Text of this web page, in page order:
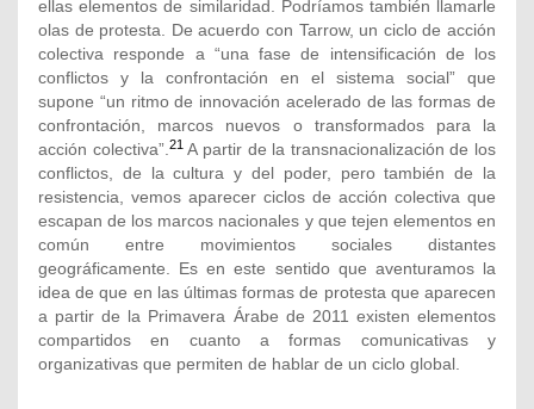
ellas elementos de similaridad. Podríamos también llamarle
olas de protesta. De acuerdo con Tarrow, un ciclo de acción
colectiva responde a “una fase de intensificación de los
conflictos y la confrontación en el sistema social” que
supone “un ritmo de innovación acelerado de las formas de
confrontación, marcos nuevos o transformados para la
acción colectiva”.21A partir de la transnacionalización de los
conflictos, de la cultura y del poder, pero también de la
resistencia, vemos aparecer ciclos de acción colectiva que
escapan de los marcos nacionales y que tejen elementos en
común entre movimientos sociales distantes
geográficamente. Es en este sentido que aventuramos la
idea de que en las últimas formas de protesta que aparecen
a partir de la Primavera Árabe de 2011 existen elementos
compartidos en cuanto a formas comunicativas y
organizativas que permiten de hablar de un ciclo global.